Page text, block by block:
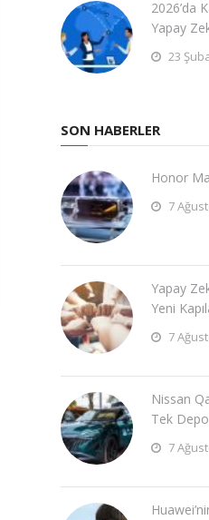
2026’da
Yapay
23
SON HABERLER
Honor
7
Yapay
Yeni
7
Nissan
Tek
7